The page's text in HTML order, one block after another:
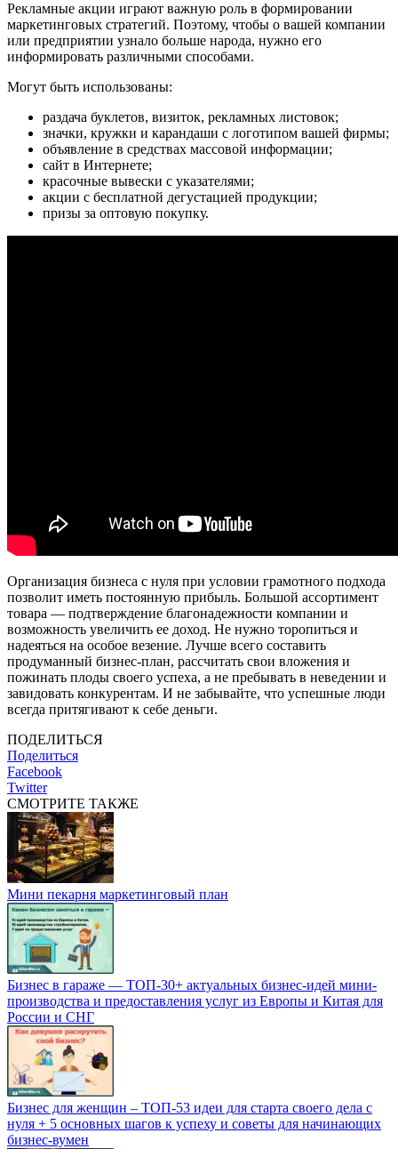
Рекламные акции играют важную роль в формировании
маркетинговых стратегий. Поэтому, чтобы о вашей компании
или предприятии узнало больше народа, нужно его
информировать различными способами.
Могут быть использованы:
раздача буклетов, визиток, рекламных листовок;
значки, кружки и карандаши с логотипом вашей фирмы;
объявление в средствах массовой информации;
сайт в Интернете;
красочные вывески с указателями;
акции с бесплатной дегустацией продукции;
призы за оптовую покупку.
Организация бизнеса с нуля при условии грамотного подхода
позволит иметь постоянную прибыль. Большой ассортимент
товара — подтверждение благонадежности компании и
возможность увеличить ее доход. Не нужно торопиться и
надеяться на особое везение. Лучше всего составить
продуманный бизнес-план, рассчитать свои вложения и
пожинать плоды своего успеха, а не пребывать в неведении и
завидовать конкурентам. И не забывайте, что успешные люди
всегда притягивают к себе деньги.
ПОДЕЛИТЬСЯ
Поделиться
Facebook
Twitter
СМОТРИТЕ ТАКЖЕ
Мини пекарня маркетинговый план
Бизнес в гараже — ТОП-30+ актуальных бизнес-идей мини-
производства и предоставления услуг из Европы и Китая для
России и СНГ
Бизнес для женщин – ТОП-53 идеи для старта своего дела с
нуля + 5 основных шагов к успеху и советы для начинающих
бизнес-вумен